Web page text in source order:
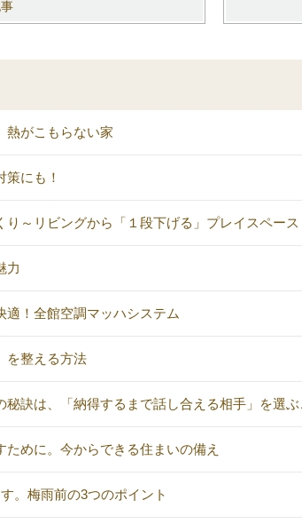
熱がこもらない家
にも！
り～リビングから「１段下げる」プレイスペース
力
適！全館空調マッハシステム
を整える方法
秘訣は、「納得するまで話し合える相手」を選
めに。今からできる住まいの備え
。梅雨前の3つのポイント